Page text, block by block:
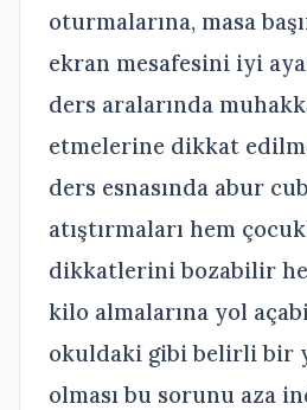
oturmalarına, masa
ekran mesafesini iyi
ders aralarında
etmelerine dikkat
ders esnasında abur
atıştırmaları hem
dikkatlerini bozabilir
kilo almalarına yol
okuldaki gibi belirli bir
olması bu sorunu aza